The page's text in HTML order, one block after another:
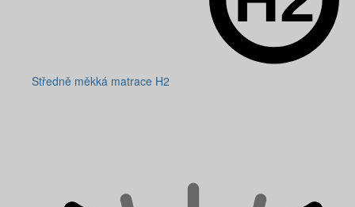
Středně měkká matrace H2